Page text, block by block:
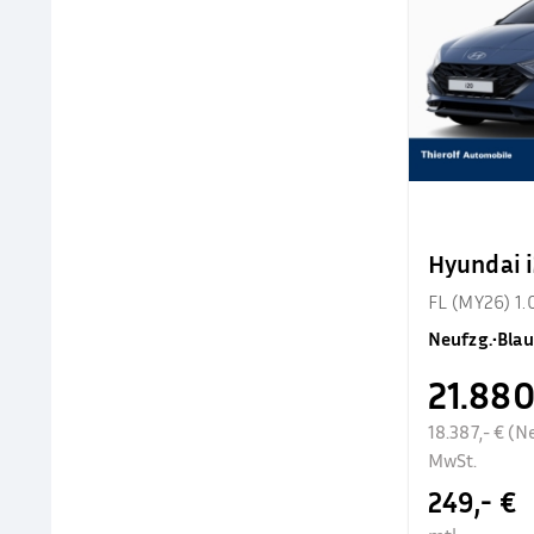
Hyundai
FL (MY26)
Neufzg.•Blau
18.387,- €
MwSt.
249,- €